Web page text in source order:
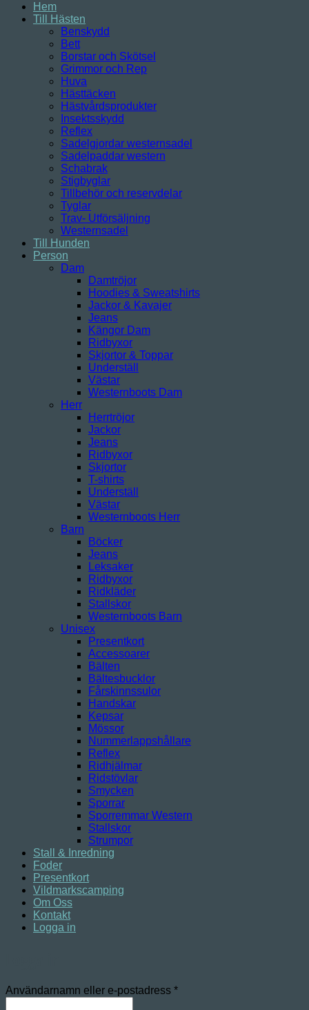
Hem
Till Hästen
Benskydd
Bett
Borstar och Skötsel
Grimmor och Rep
Huva
Hästtäcken
Hästvårdsprodukter
Insektsskydd
Reflex
Sadelgjordar westernsadel
Sadelpaddar western
Schabrak
Stigbyglar
Tillbehör och reservdelar
Tyglar
Trav- Utförsäljning
Westernsadel
Till Hunden
Person
Dam
Damtröjor
Hoodies & Sweatshirts
Jackor & Kavajer
Jeans
Kängor Dam
Ridbyxor
Skjortor & Toppar
Underställ
Västar
Westernboots Dam
Herr
Herrtröjor
Jackor
Jeans
Ridbyxor
Skjortor
T-shirts
Underställ
Västar
Westernboots Herr
Barn
Böcker
Jeans
Leksaker
Ridbyxor
Ridkläder
Stallskor
Westernboots Barn
Unisex
Presentkort
Accessoarer
Bälten
Bältesbucklor
Fårskinnssulor
Handskar
Kepsar
Mössor
Nummerlappshållare
Reflex
Ridhjälmar
Ridstövlar
Smycken
Sporrar
Sporremmar Western
Stallskor
Strumpor
Stall & Inredning
Foder
Presentkort
Vildmarkscamping
Om Oss
Kontakt
Logga in
Användarnamn eller e-postadress *Obligatoriskt